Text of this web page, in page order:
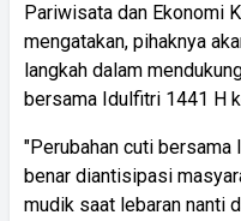
Pariwisata dan Ekonomi
mengatakan, pihaknya
langkah dalam
bersama Idulfitri 1441 H
"Perubahan cuti
benar diantisipasi
mudik saat lebaran nanti